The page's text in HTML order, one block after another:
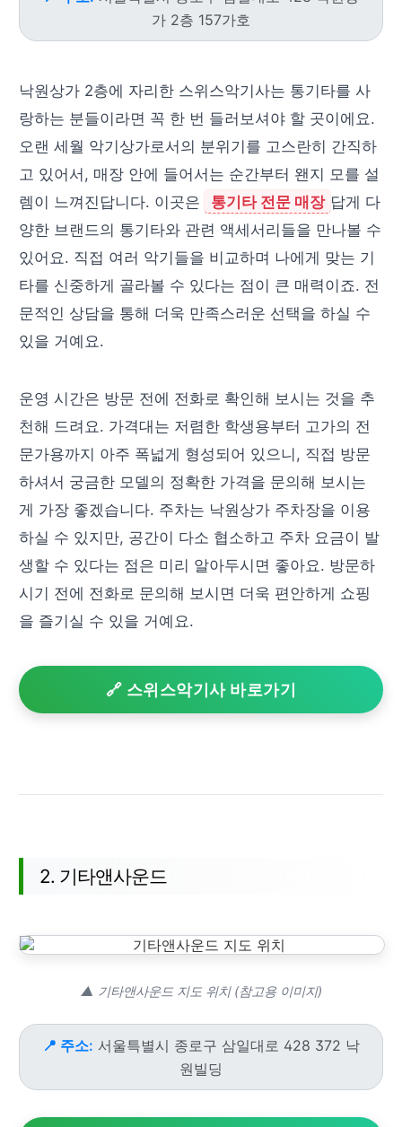
가 2층 157가호
낙원상가 2층에 자리한 스위스악기사는 통기타를 사
랑하는 분들이라면 꼭 한 번 들러보셔야 할 곳이에요.
오랜 세월 악기상가로서의 분위기를 고스란히 간직하
고 있어서, 매장 안에 들어서는 순간부터 왠지 모를 설
렘이 느껴진답니다. 이곳은
통기타 전문 매장 답게 다
양한 브랜드의 통기타와 관련 액세서리들을 만나볼 수
있어요. 직접 여러 악기들을 비교하며 나에게 맞는 기
타를 신중하게 골라볼 수 있다는 점이 큰 매력이죠. 전
문적인 상담을 통해 더욱 만족스러운 선택을 하실 수
있을 거예요.
운영 시간은 방문 전에 전화로 확인해 보시는 것을 추
천해 드려요. 가격대는 저렴한 학생용부터 고가의 전
문가용까지 아주 폭넓게 형성되어 있으니, 직접 방문
하셔서 궁금한 모델의 정확한 가격을 문의해 보시는
게 가장 좋겠습니다. 주차는 낙원상가 주차장을 이용
하실 수 있지만, 공간이 다소 협소하고 주차 요금이 발
생할 수 있다는 점은 미리 알아두시면 좋아요. 방문하
시기 전에 전화로 문의해 보시면 더욱 편안하게 쇼핑
을 즐기실 수 있을 거예요.
🔗 스위스악기사 바로가기
2. 기타앤사운드
▲ 기타앤사운드 지도 위치 (참고용 이미지)
📍 주소: 서울특별시 종로구 삼일대로 428 372 낙
원빌딩